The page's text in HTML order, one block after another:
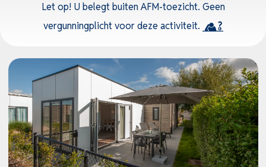
Let op! U belegt buiten AFM-toezicht. Geen
vergunningplicht voor deze activiteit.